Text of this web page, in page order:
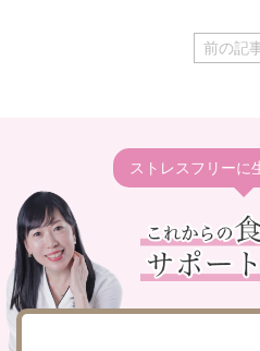
前の記
ストレスフリーに